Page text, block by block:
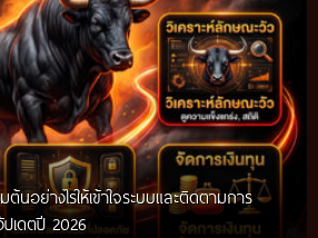
นอย่างไรให้เข้าใจระบบและติดตามการ
เดตปี 2026